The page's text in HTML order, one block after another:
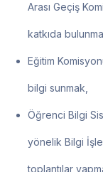
Arası Geçiş
katkıda
Eğitim
bilgi sunmak,
Öğrenci Bilgi
yönelik Bilgi
toplantılar